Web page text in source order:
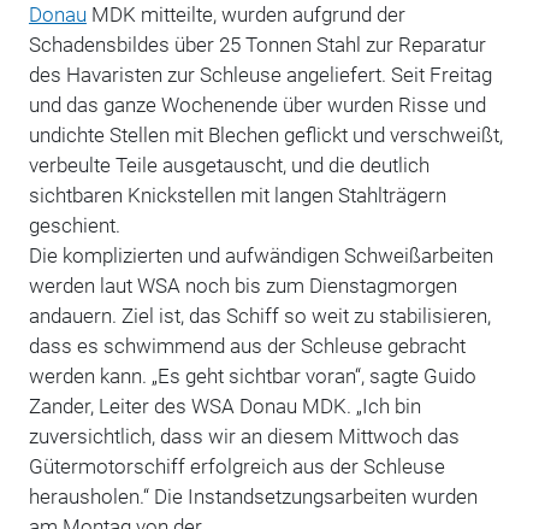
Donau MDK mitteilte, wurden aufgrund der
Schadensbildes über 25 Tonnen Stahl zur Reparatur
des Havaristen zur Schleuse angeliefert. Seit Freitag
und das ganze Wochenende über wurden Risse und
undichte Stellen mit Blechen geflickt und verschweißt,
verbeulte Teile ausgetauscht, und die deutlich
sichtbaren Knickstellen mit langen Stahlträgern
geschient.
Die komplizierten und aufwändigen Schweißarbeiten
werden laut WSA noch bis zum Dienstagmorgen
andauern. Ziel ist, das Schiff so weit zu stabilisieren,
dass es schwimmend aus der Schleuse gebracht
werden kann. „Es geht sichtbar voran“, sagte Guido
Zander, Leiter des WSA Donau MDK. „Ich bin
zuversichtlich, dass wir an diesem Mittwoch das
Gütermotorschiff erfolgreich aus der Schleuse
herausholen.“ Die Instandsetzungsarbeiten wurden